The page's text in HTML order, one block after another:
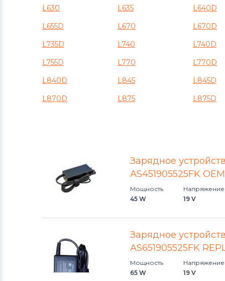
Блоки питания для ноутбуков
Блоки питания для ноутбуков
Блоки питания для ноутбуков
Блоки питания для ноутбуков
Benq
Delta
Блоки питания для ноутбуков
Lenovo
L630
L635 L640D
L655D
L670 L670D
L735D
L740 L740D
L755D
L770 L770D
L840D
L845 L845D
L870D
L875 L875D
Зарядное
AS451905525FK OEM
Мощность
45 W
Напряжение
19 V
Зарядное
AS651905525FK
Мощность
65 W
Напряжение
19 V